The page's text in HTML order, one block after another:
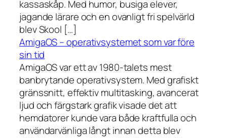
kassaskåp. Med humor, busiga elever,
jagande lärare och en ovanligt fri spelvärld
blev Skool […]
AmigaOS – operativsystemet som var före
sin tid
AmigaOS var ett av 1980-talets mest
banbrytande operativsystem. Med grafiskt
gränssnitt, effektiv multitasking, avancerat
ljud och färgstark grafik visade det att
hemdatorer kunde vara både kraftfulla och
användarvänliga långt innan detta blev